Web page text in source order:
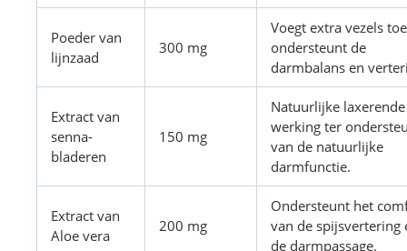
Poeder van
lijnzaad
300 mg
Voegt extra vezels
ondersteunt de
darmbalans en
Extract van
senna-
bladeren
150 mg
Natuurlijke laxerende
werking ter
van de natuurlijke
darmfunctie.
Extract van
Aloe vera
200 mg
Ondersteunt het
van de spijsvertering
de darmpassage.